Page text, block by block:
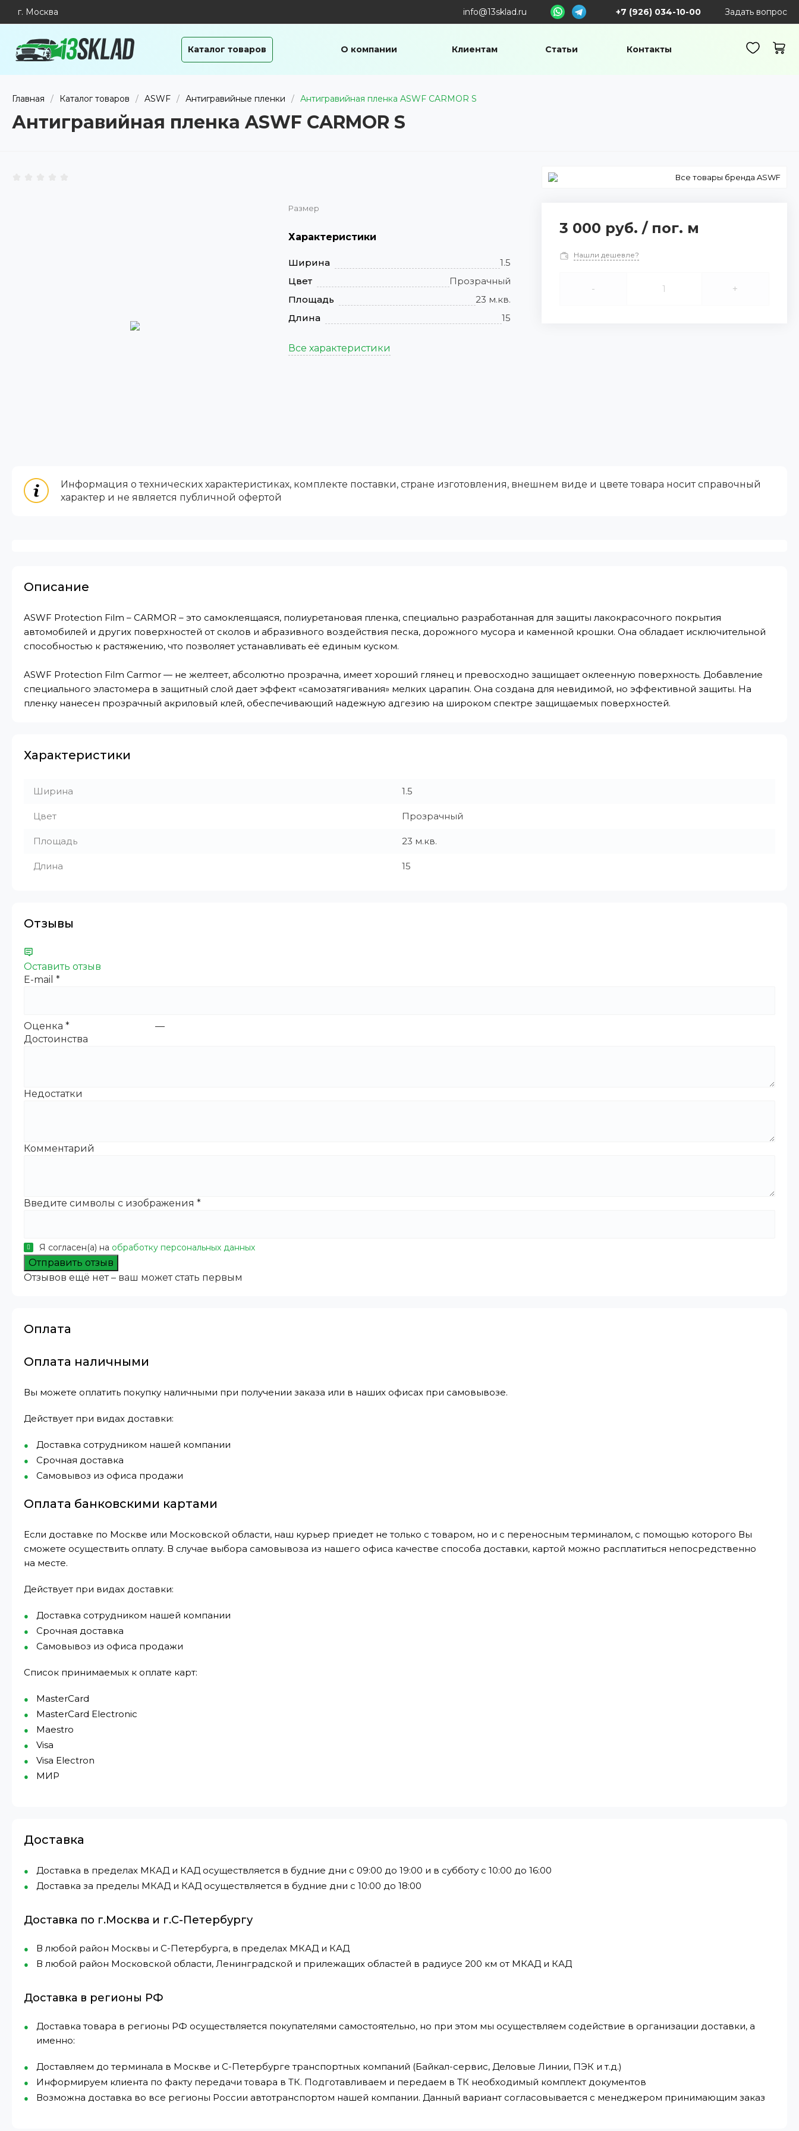
г. Москва info@13sklad.ru +7 (926) 034-10-00 Задать вопрос
Каталог товаров О компании Клиентам Статьи Контакты
Главная / Каталог товаров / ASWF / Антигравийные пленки / Антигравийная пленка ASWF CARMOR S
Антигравийная пленка ASWF CARMOR S
Все товары бренда ASWF
Размер
Характеристики
Ширина
1.5
Цвет
Прозрачный
Площадь
23 м.кв.
Длина
15
Все характеристики
3 000 руб. / пог. м
Нашли дешевле?
- +
Информация о технических характеристиках, комплекте поставки, стране изготовления, внешнем виде и цвете товара носит справочный
характер и не является публичной офертой
Описание
ASWF Protection Film – CARMOR – это самоклеящаяся, полиуретановая пленка, специально разработанная для защиты лакокрасочного покрытия
автомобилей и других поверхностей от сколов и абразивного воздействия песка, дорожного мусора и каменной крошки. Она обладает исключительной
способностью к растяжению, что позволяет устанавливать её единым куском.
ASWF Protection Film Carmor — не желтеет, абсолютно прозрачна, имеет хороший глянец и превосходно защищает оклеенную поверхность. Добавление
специального эластомера в защитный слой дает эффект «самозатягивания» мелких царапин. Она создана для невидимой, но эффективной защиты. На
пленку нанесен прозрачный акриловый клей, обеспечивающий надежную адгезию на широком спектре защищаемых поверхностей.
Характеристики
Ширина 1.5
Цвет Прозрачный
Площадь 23 м.кв.
Длина 15
Отзывы
Оставить отзыв
E-mail *
Оценка *
—
Достоинства
Недостатки
Комментарий
Введите символы с изображения *
Я согласен(а) на обработку персональных данных
Отправить отзыв
Отзывов ещё нет – ваш может стать первым
Оплата
Оплата наличными
Вы можете оплатить покупку наличными при получении заказа или в наших офисах при самовывозе.
Действует при видах доставки:
Доставка сотрудником нашей компании
Срочная доставка
Самовывоз из офиса продажи
Оплата банковскими картами
Если доставке по Москве или Московской области, наш курьер приедет не только с товаром, но и с переносным терминалом, с помощью которого Вы
сможете осуществить оплату. В случае выбора самовывоза из нашего офиса качестве способа доставки, картой можно расплатиться непосредственно
на месте.
Действует при видах доставки:
Доставка сотрудником нашей компании
Срочная доставка
Самовывоз из офиса продажи
Список принимаемых к оплате карт:
MasterCard
MasterCard Electronic
Maestro
Visa
Visa Electron
МИР⁠
Доставка
Доставка в пределах МКАД и КАД осуществляется в будние дни с 09:00 до 19:00 и в субботу с 10:00 до 16:00
Доставка за пределы МКАД и КАД осуществляется в будние дни с 10:00 до 18:00
Доставка по г.Москва и г.С-Петербургу
В любой район Москвы и С-Петербурга, в пределах МКАД и КАД
В любой район Московской области, Ленинградской и прилежащих областей в радиусе 200 км от МКАД и КАД
Доставка в регионы РФ
Доставка товара в регионы РФ осуществляется покупателями самостоятельно, но при этом мы осуществляем содействие в организации доставки, а
именно:
Доставляем до терминала в Москве и С-Петербурге транспортных компаний (Байкал-сервис, Деловые Линии, ПЭК и т.д.)
Информируем клиента по факту передачи товара в ТК. Подготавливаем и передаем в ТК необходимый комплект документов
Возможна доставка во все регионы России автотранспортом нашей компании. Данный вариант согласовывается с менеджером принимающим заказ